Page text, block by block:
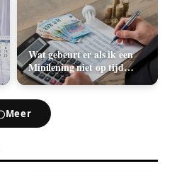
Wat gebeurt er als ik een
Minilening niet op tijd
terugbetaal? (Boetes en
Meer